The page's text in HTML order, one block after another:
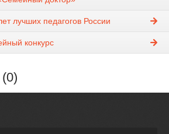
лучших педагогов России
конкурс